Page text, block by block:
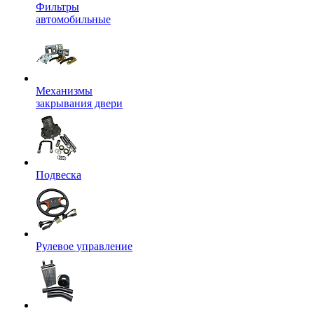
Фильтры
автомобильные
Механизмы
закрывания двери
Подвеска
Рулевое управление